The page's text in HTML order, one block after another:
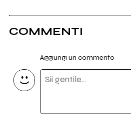
COMMENTI
Aggiungi un commento